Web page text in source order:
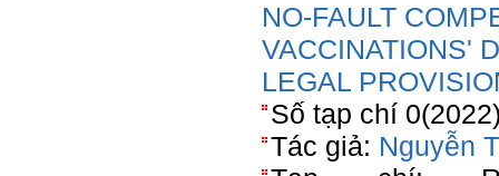
NO-FAULT
VACCINATIONS'
LEGAL
Số tạp chí
Tác giả: Nguyễn